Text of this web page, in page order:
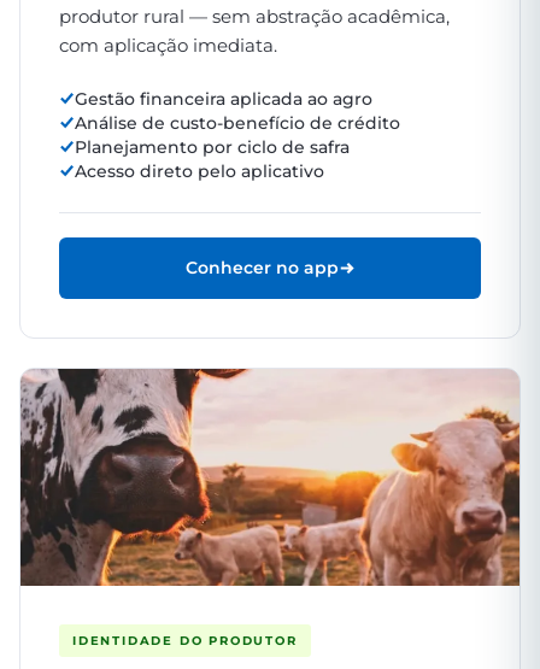
produtor rural — sem abstração acadêmica,
com aplicação imediata.
Gestão financeira aplicada ao agro
Análise de custo-benefício de crédito
Planejamento por ciclo de safra
Acesso direto pelo aplicativo
Conhecer no app
IDENTIDADE DO PRODUTOR